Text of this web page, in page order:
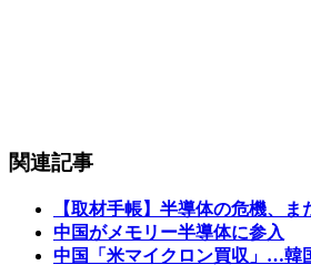
関連記事
【取材手帳】半導体の危機、
中国がメモリー半導体に参入
中国「米マイクロン買収」…韓